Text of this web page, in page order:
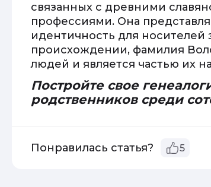
связанных с древними
профессиями. Она
идентичность для
происхождении, фамилия
людей и является частью их
Постройте свое
родственников среди
Понравилась статья? 5